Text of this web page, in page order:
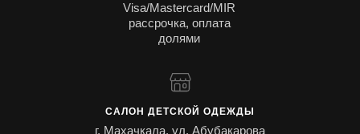
Visa/Mastercard/MIR
рассрочка, оплата
долями
САЛОН ДЕТСКОЙ ОДЕЖДЫ
г. Махачкала, ул. Абубакарова